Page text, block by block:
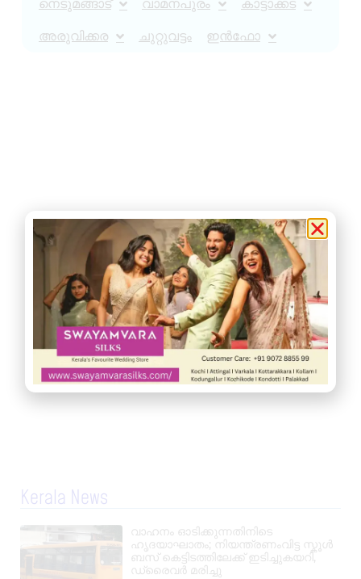
നെടുമങ്ങാട് വാമനപുരം കാട്ടാക്കട
അരുവിക്കര ചുറ്റുവട്ടം ഇൻഫോ
Kerala News
വാഹനം ഓടിക്കുന്നതിനിടെ
ഹൃദയാഘാതം; നിയന്ത്രണംവിട്ട സ്കൂൾ
ബസ് കെട്ടിടത്തിലേക്ക് ഇടിച്ചുകയറി,
ഡ്രൈവർ മരിച്ചു